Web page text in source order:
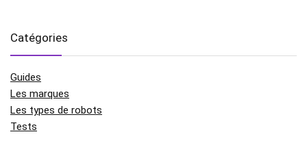
Catégories
Guides
Les marques
Les types de robots
Tests